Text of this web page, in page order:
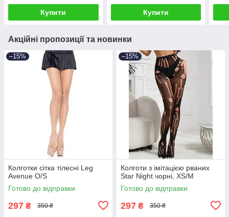
Купити Купити
Акційні пропозиції та новинки
–15%
Колготки сітка тілесні Leg
Avenue O/S
Готово до відправки
297 ₴ 350 ₴
–15%
Колготи з імітацією рваних
Star Night чорні, XS/M
Готово до відправки
297 ₴ 350 ₴